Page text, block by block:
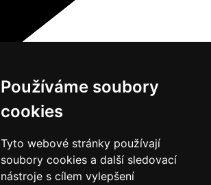
Používáme soubory
cookies
Tyto webové stránky používají
soubory cookies a další sledovací
nástroje s cílem vylepšení